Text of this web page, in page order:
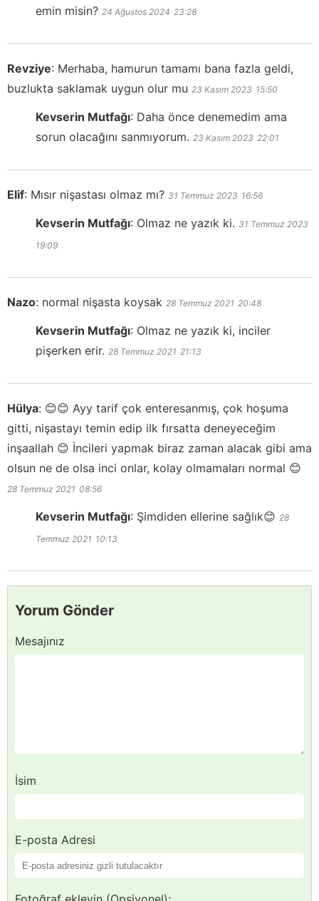
emin misin? 24 Ağustos 2024 23:28
Revziye: Merhaba, hamurun tamamı bana fazla geldi,
buzlukta saklamak uygun olur mu 23 Kasım 2023 15:50
Kevserin Mutfağı: Daha önce denemedim ama
sorun olacağını sanmıyorum. 23 Kasım 2023 22:01
Elif: Mısır nişastası olmaz mı? 31 Temmuz 2023 16:56
Kevserin Mutfağı: Olmaz ne yazık ki. 31 Temmuz 2023
19:09
Nazo: normal nişasta koysak 28 Temmuz 2021 20:48
Kevserin Mutfağı: Olmaz ne yazık ki, inciler
pişerken erir. 28 Temmuz 2021 21:13
Hülya: 😊😊 Ayy tarif çok enteresanmış, çok hoşuma
gitti, nişastayı temin edip ilk fırsatta deneyeceğim
inşaallah 😊 İncileri yapmak biraz zaman alacak gibi ama
olsun ne de olsa inci onlar, kolay olmamaları normal 😊
28 Temmuz 2021 08:56
Kevserin Mutfağı: Şimdiden ellerine sağlık😊 28
Temmuz 2021 10:13
Yorum Gönder
Mesajınız
İsim
E-posta Adresi